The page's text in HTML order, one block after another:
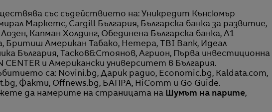
със съдействието на: Уникредит Кънсюмър
Маркетс, Cargill България, Българска банка за развитие,
Капман Холдинг, Обединена Българска банка, А1
Бритиш Американ Табако, Нетера, TBI Bank, Идеал
България, Тасков&Стоянов, Агрион, Първа инвестиционна
CENTER и Американски университет в България.
са: Novini.bg, Дарик радио, Economic.bg, Kaldata.com,
Факти, Offnews.bg, БАПРА, HiComm и Go Guide.
да намерите на страницата на Шумът на парите,